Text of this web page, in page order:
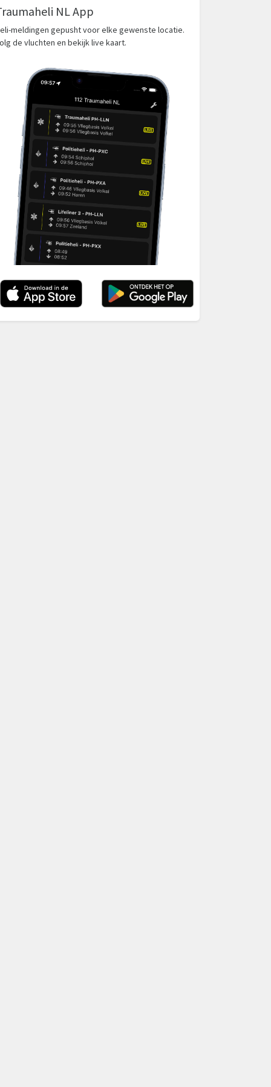
NL App
meldingen gepusht voor elke gewenste locatie.
de vluchten en bekijk live kaart.